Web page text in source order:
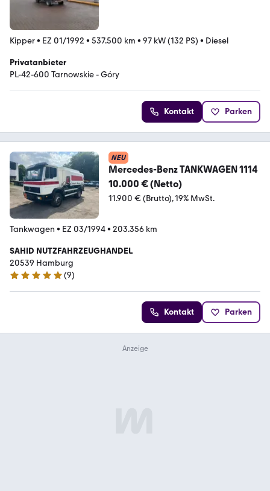
Kipper• EZ 01/1992 • 537.500 km • 97 kW (132 PS) • Diesel
Privatanbieter
PL-42-600 Tarnowskie - Góry
Kontakt Parken
NEU
Mercedes-Benz TANKWAGEN 1114
10.000 € (Netto)
11.900 € (Brutto) 19% MwSt.
Tankwagen • EZ 03/1994• 203.356 km
SAHID NUTZFAHRZEUGHANDEL
20539 Hamburg
5 Sterne
(9)
Kontakt Parken